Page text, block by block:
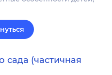
сада (частичная